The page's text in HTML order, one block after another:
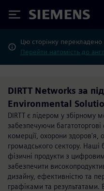
Siemens
Цю сторінку
Перейти натомість до
DIRTT Networks за
Environmental
DIRTT є лідером у збірному
забезпечуючи
комерції, охорони здоров'я,
громадського сектору. Наші
фізичні продукти з
забезпечити
дизайну, ефективністю та
графіками та результатами.